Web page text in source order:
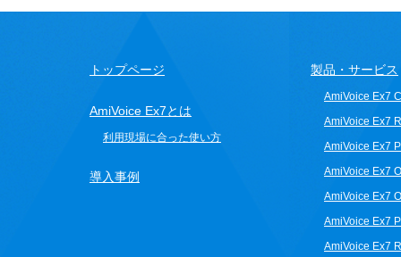
トップページ
AmiVoice Ex7とは
利用現場に合った使い方
導入事例
製品・サービス
AmiVoice Ex7
AmiVoice Ex7
AmiVoice Ex7
AmiVoice Ex7
AmiVoice Ex7
AmiVoice Ex7
AmiVoice Ex7